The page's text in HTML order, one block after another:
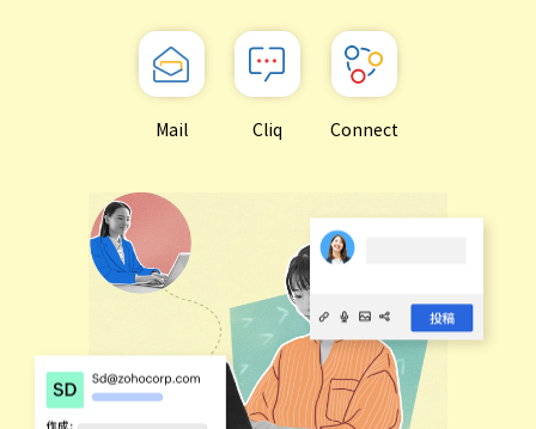
Mail Cliq Connect